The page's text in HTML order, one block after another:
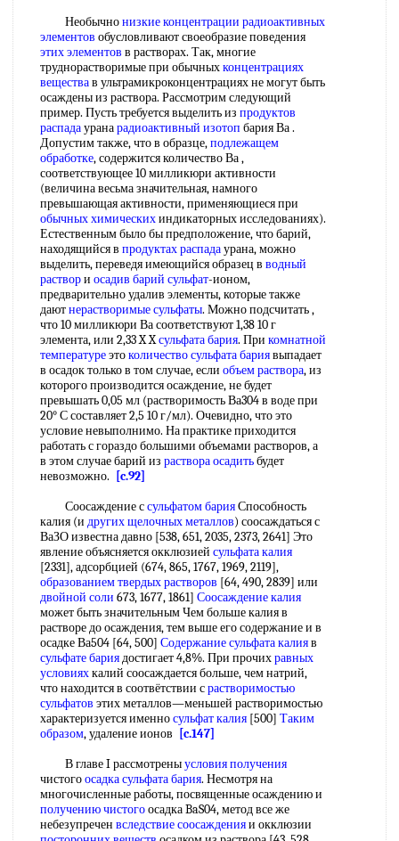
Необычнонизкие концентрации радиоактивных
элементов обусловливают своеобразие поведения
этих элементов в растворах. Так, многие
труднорастворимые при обычныхконцентрациях
веществав ультрамикроконцентрациях не могут быть
осаждены из раствора. Рассмотрим следующий
пример. Пусть требуется выделить из продуктов
распадауранарадиоактивный изотоп бария Ва .
Допустим также, что в образце,подлежащем
обработке, содержится количество Ва ,
соответствующее 10 милликюри активности
(величина весьма значительная, намного
превышающая активности, применяющиеся при
обычных химическихиндикаторных исследованиях).
Естественным было бы предположение, что барий,
находящийся в продуктах распадаурана, можно
выделить, переведя имеющийся образец в водный
раствори осадив барий сульфат-ионом,
предварительно удалив элементы, которые также
даютнерастворимые сульфаты. Можно подсчитать ,
что 10 милликюри Ва соответствуют 1,38 10 г
элемента, или 2,33 X Xсульфата бария. При комнатной
температуреэтоколичество сульфата бариявыпадает
в осадок только в том случае, если объем раствора, из
которого производится осаждение, не будет
превышать 0,05 мл (растворимость Ва304 в воде при
20° С составляет 2,5 10 г/мл). Очевидно, что это
условие невыполнимо. На практике приходится
работать с гораздо большими объемами растворов, а
в этом случае барий из раствора осадитьбудет
невозможно.
[c.92]
Соосаждение ссульфатом барияСпособность
калия (и других щелочных металлов) соосаждаться с
ВаЗО известна давно [538, 651, 2035, 2373, 2641] Это
явление объясняется окклюзией сульфата калия
[2331], адсорбцией (674, 865, 1767, 1969, 2119],
образованием твердых растворов [64, 490, 2839] или
двойной соли 673, 1677, 1861] Соосаждение калия
может быть значительным Чем больше калия в
растворе до осаждения, тем выше его содержание и в
осадке Ва504 [64, 500] Содержание сульфата калияв
сульфате бариядостигает 4,8%. При прочихравных
условияхкалий соосаждается больше, чем натрий,
что находится в соотвётствии срастворимостью
сульфатов этих металлов—меньшей растворимостью
характеризуется именносульфат калия [500] Таким
образом, удаление ионов
[c.147]
В главе I рассмотреныусловия получения
чистогоосадка сульфата бария. Несмотря на
многочисленные работы, посвященные осаждению и
получению чистогоосадка BaS04, метод все же
небезупречен вследствие соосажденияи окклюзии